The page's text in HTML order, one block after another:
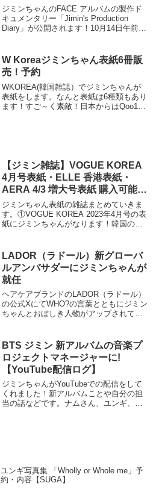
ト
ジミンちゃんのFACE アルバムの製作ド
キュメンタリー「Jimin's Production
Diary」が公開されます！10月14日午前10
らまとめていきます...
W Koreaジミンちゃん表紙6冊販
売！予約
WKOREA(韓国雑誌）でジミンちゃんが
表紙をします。なんと表紙は6種類もあり
ます！すご～く素敵！日本からはQoo10
【ジミン雑誌】VOGUE KOREA
4月号表紙・ELLE 香港表紙・
AERA 4/3 増大号表紙 購入可能シ
ョップ
ジミンちゃん表紙の雑誌まとめていきま
す。①VOGUE KOREA 2023年4月号の表
紙にジミンちゃんがなります！韓国の雑
送時期、翻訳の有無などありますのでご
自身の...
LADOR（ラドール）新グローバ
ルアンバサダーにジミンちゃんが
就任
ヘアケアブランドのLADOR（ラドール）
の公式XにてWHO?の言葉とともにジミン
ちゃんとおぼしき人物がアップされて話
ったことが公式インスタグラムやXなどで
発表されま...
BTS ジミン 新アルバムの音楽プ
ロジェクトマネージャーに!
【YouTube配信ログ】
ジミンちゃんがYouTubeでの配信をして
くれました！新アルバムことや自分の担
当の話などです。ナムさん、ユンギ、ホ
ユンギ写真集 「Wholly or Whole me」予
約・内容【SUGA】